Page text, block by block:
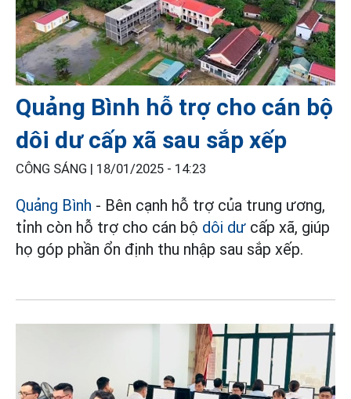
Quảng Bình hỗ trợ cho cán bộ
dôi dư cấp xã sau sắp xếp
CÔNG SÁNG | 18/01/2025 - 14:23
Quảng Bình - Bên cạnh hỗ trợ của trung ương,
tỉnh còn hỗ trợ cho cán bộ dôi dư cấp xã, giúp
họ góp phần ổn định thu nhập sau sắp xếp.